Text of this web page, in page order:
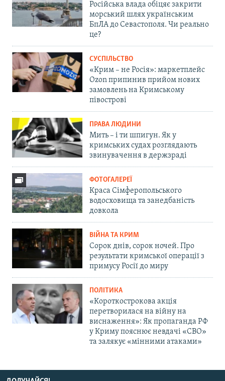
Російська влада обіцяє закрити
морський шлях українським
БпЛА до Севастополя. Чи реально
це?
СУСПІЛЬСТВО
«Крим – не Росія»: маркетплейс
Ozon припинив прийом нових
замовлень на Кримському
півострові
ПРАВА ЛЮДИНИ
Мить – і ти шпигун. Як у
кримських судах розглядають
звинувачення в держзраді
ФОТОГАЛЕРЕЇ
Краса Сімферопольського
водосховища та занедбаність
довкола
ВІЙНА ТА КРИМ
Сорок днів, сорок ночей. Про
результати кримської операції з
примусу Росії до миру
ПОЛІТИКА
«Короткострокова акція
перетворилася на війну на
виснаження»: Як пропаганда РФ
у Криму пояснює невдачі «СВО»
та залякує «мінними атаками»